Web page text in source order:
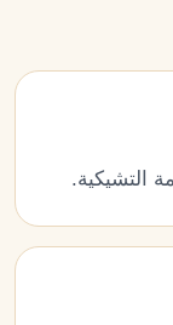
التشيكية.